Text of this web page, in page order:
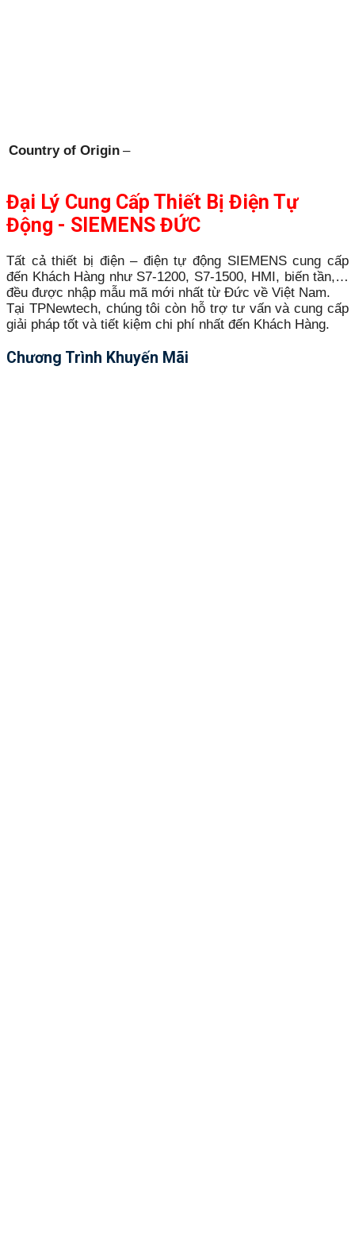
Country of Origin –
Đại Lý Cung Cấp Thiết Bị Điện Tự
Động - SIEMENS ĐỨC
Tất cả thiết bị điện – điện tự động SIEMENS cung cấp
đến Khách Hàng như S7-1200, S7-1500, HMI, biến tần,…
đều được nhập mẫu mã mới nhất từ Đức về Việt Nam.
Tại TPNewtech, chúng tôi còn hỗ trợ tư vấn và cung cấp
giải pháp tốt và tiết kiệm chi phí nhất đến Khách Hàng.
Chương Trình Khuyến Mãi